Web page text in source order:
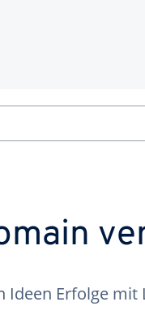
Ideen Erfolge mit